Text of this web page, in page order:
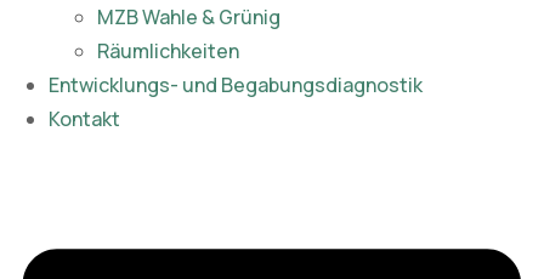
MZB Wahle & Grünig
Räumlichkeiten
Entwicklungs- und Begabungsdiagnostik
Kontakt